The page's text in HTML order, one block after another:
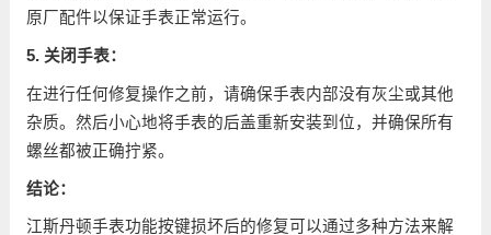
原厂配件以保证手表正常运行。
5. 关闭手表：
在进行任何修复操作之前，请确保手表内部没有灰尘或其他
杂质。然后小心地将手表的后盖重新安装到位，并确保所有
螺丝都被正确拧紧。
结论：
江斯丹顿手表功能按键损坏后的修复可以通过多种方法来解